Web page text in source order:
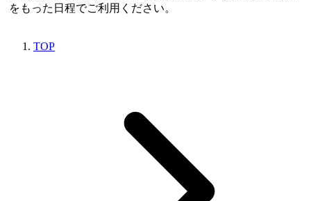
をもった日程でご利用ください。
TOP